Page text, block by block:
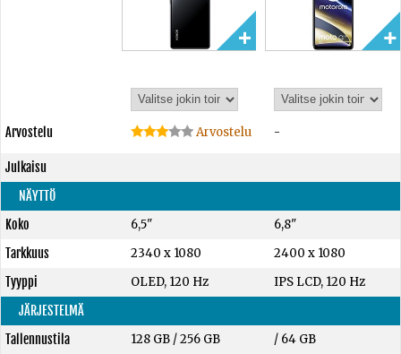
Arvostelu Arvostelu -
Julkaisu
NÄYTTÖ
Koko
6,5"
6,8"
Tarkkuus
2340 x 1080
2400 x 1080
Tyyppi
OLED, 120 Hz
IPS LCD, 120 Hz
JÄRJESTELMÄ
Tallennustila
128 GB/256 GB / 64 GB